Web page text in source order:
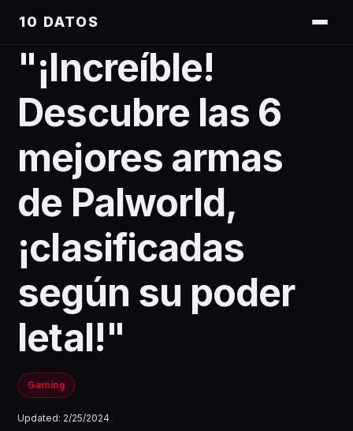
10 DATOS
"¡Increíble!
Descubre las 6
mejores armas
de Palworld,
¡clasificadas
según su poder
letal!"
Gaming
Updated: 2/25/2024